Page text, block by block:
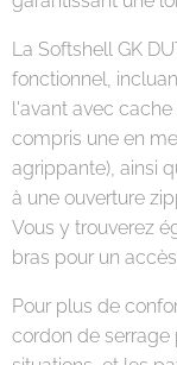
La Softshell GK
fonctionnel,
l'avant avec
compris une en
agrippante), ainsi
à une ouverture
Vous y trouverez
bras pour un
Pour plus de
cordon de